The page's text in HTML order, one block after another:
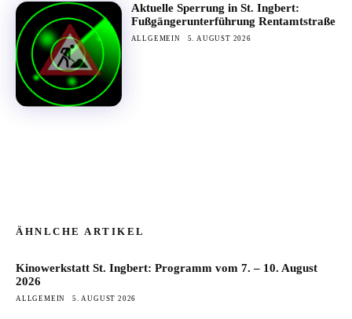
Aktuelle Sperrung in St. Ingbert:
Fußgängerunterführung Rentamtstraße
ALLGEMEIN 5. AUGUST 2026
ÄHNLCHE ARTIKEL
Kinowerkstatt St. Ingbert: Programm vom 7. – 10. August
2026
ALLGEMEIN 5. AUGUST 2026